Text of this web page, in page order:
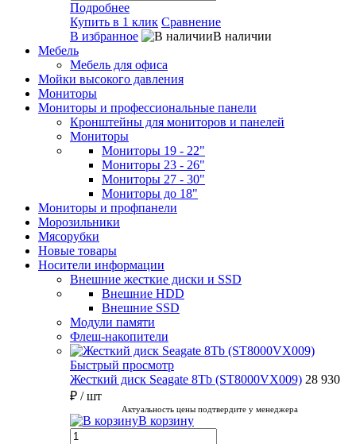
Подробнее
Купить в 1 клик Сравнение
В избранное
В наличии
Мебель
Мебель для офиса
Мойки высокого давления
Мониторы
Мониторы и профессиональные панели
Кронштейны для мониторов и панелей
Мониторы
Мониторы 19 - 22"
Мониторы 23 - 26"
Мониторы 27 - 30"
Мониторы до 18"
Мониторы и профпанели
Морозильники
Мясорубки
Новые товары
Носители информации
Внешние жесткие диски и SSD
Внешние HDD
Внешние SSD
Модули памяти
Флеш-накопители
Быстрый просмотр
Жесткий диск Seagate 8Tb (ST8000VX009) 28 930
₽ / шт
Актуальность цены подтвердите у менеджера
В корзину